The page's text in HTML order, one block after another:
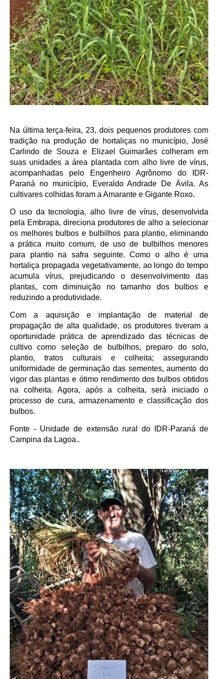
Na última terça-feira, 23, dois pequenos produtores com
tradição na produção de hortaliças no município, José
Carlindo de Souza e Elizael Guimarães colheram em
suas unidades a área plantada com alho livre de vírus,
acompanhadas pelo Engenheiro Agrônomo do IDR-
Paraná no município, Everaldo Andrade De Ávila. As
cultivares colhidas foram a Amarante e Gigante Roxo.
O uso da tecnologia, alho livre de vírus, desenvolvida
pela Embrapa, direciona produtores de alho a selecionar
os melhores bulbos e bulbilhos para plantio, eliminando
a prática muito comum, de uso de bulbilhos menores
para plantio na safra seguinte. Como o alho é uma
hortaliça propagada vegetativamente, ao longo do tempo
acumula vírus, prejudicando o desenvolvimento das
plantas, com diminuição no tamanho dos bulbos e
reduzindo a produtividade.
Com a aquisição e implantação de material de
propagação de alta qualidade, os produtores tiveram a
oportunidade prática de aprendizado das técnicas de
cultivo como seleção de bulbilhos, preparo do solo,
plantio, tratos culturais e colheita; assegurando
uniformidade de germinação das sementes, aumento do
vigor das plantas e ótimo rendimento dos bulbos obtidos
na colheita. Agora, após a colheita, será iniciado o
processo de cura, armazenamento e classificação dos
bulbos.
Fonte - Unidade de extensão rural do IDR-Paraná de
Campina da Lagoa..